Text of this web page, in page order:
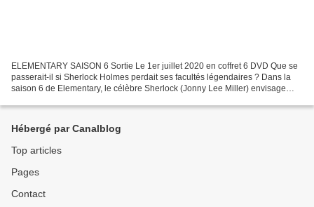
ELEMENTARY SAISON 6 Sortie Le 1er juillet 2020 en coffret 6 DVD Que se
passerait-il si Sherlock Holmes perdait ses facultés légendaires ? Dans la
saison 6 de Elementary, le célèbre Sherlock (Jonny Lee Miller) envisage
Hébergé par Canalblog
Top articles
Pages
Contact